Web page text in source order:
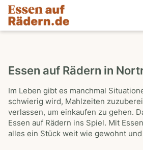
Essen auf Rädern in
Im Leben gibt es manchmal
schwierig wird, Mahlzeiten
verlassen, um einkaufen zu gehen.
Essen auf Rädern ins Spiel. Mit
alles ein Stück weit wie gewohnt